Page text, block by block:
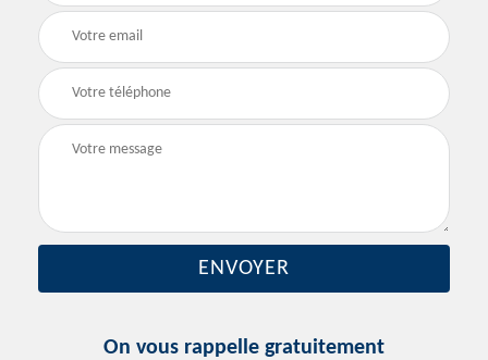
On vous rappelle gratuitement